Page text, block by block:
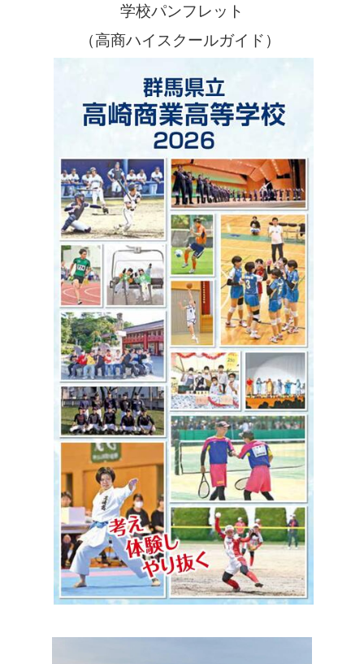
学校パンフレット
（高商ハイスクールガイド）